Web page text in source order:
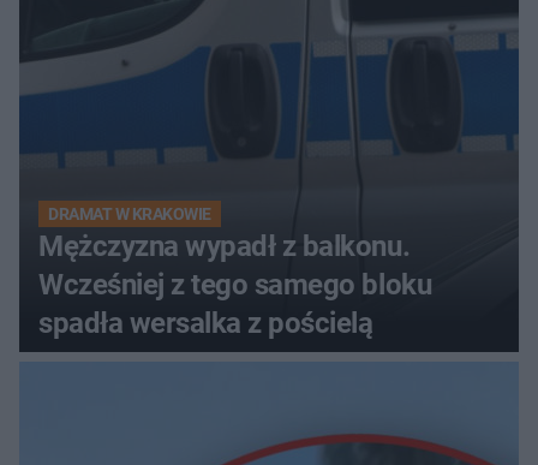
DRAMAT W KRAKOWIE
Mężczyzna wypadł z balkonu.
Wcześniej z tego samego bloku
spadła wersalka z pościelą